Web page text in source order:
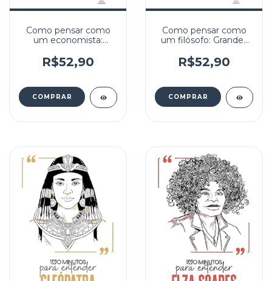
Como pensar como
um economista:
que moldaram o
mundo e o que eles
R$52,90
Como pensar como
um filósofo: Grandes
moldaram o mundo e
o que eles têm para
R$52,90